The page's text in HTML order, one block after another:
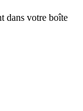
dans votre boîte